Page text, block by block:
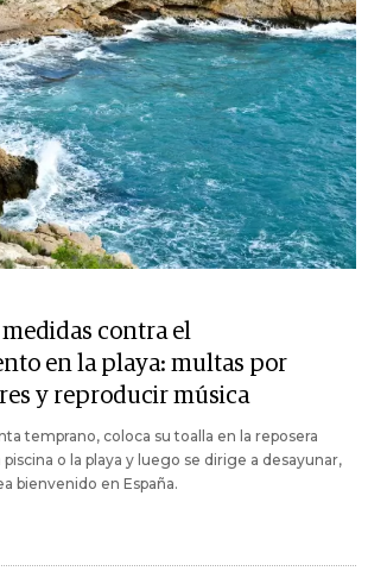
contra el
en la playa: multas por
y reproducir música
temprano, coloca su toalla en la reposera
o la playa y luego se dirige a desayunar,
bienvenido en España.